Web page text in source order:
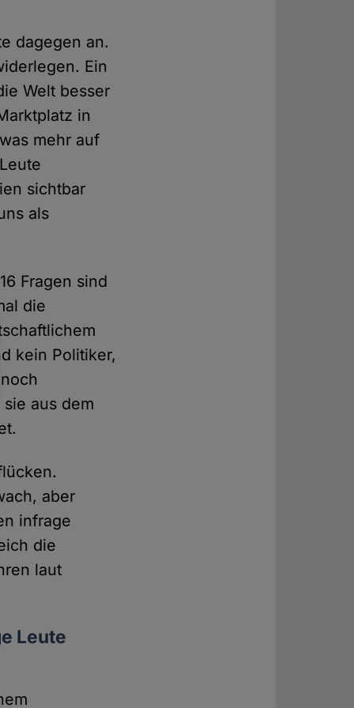
dagegen an.
Ein
Welt besser
in
mehr auf
sichtbar
als
Fragen sind
die
kein Politiker,
aus dem
aber
infrage
die
laut
Leute